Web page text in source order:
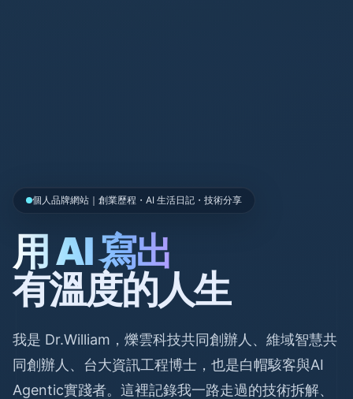
個人品牌網站｜創業歷程・AI 生活日記・技術分享
用 AI 寫出
有溫度的人生
我是 Dr.William，爍雲科技共同創辦人、維域智慧共
同創辦人、台大資訊工程博士，也是白帽駭客與AI
Agentic實踐者。這裡記錄我一路走過的技術拆解、